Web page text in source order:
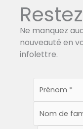
Ne manquez
nouveauté en
infolettre.